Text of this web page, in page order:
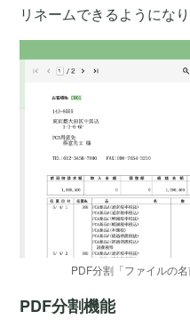
リネームできるようになり
PDF分割「ファイルの
PDF分割機能